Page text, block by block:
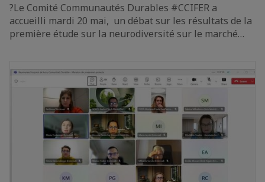
?Le Comité Communautés Durables #CCIFER a
accueilli mardi 20 mai, un débat sur les résultats de la
première étude sur la neurodiversité sur le marché…